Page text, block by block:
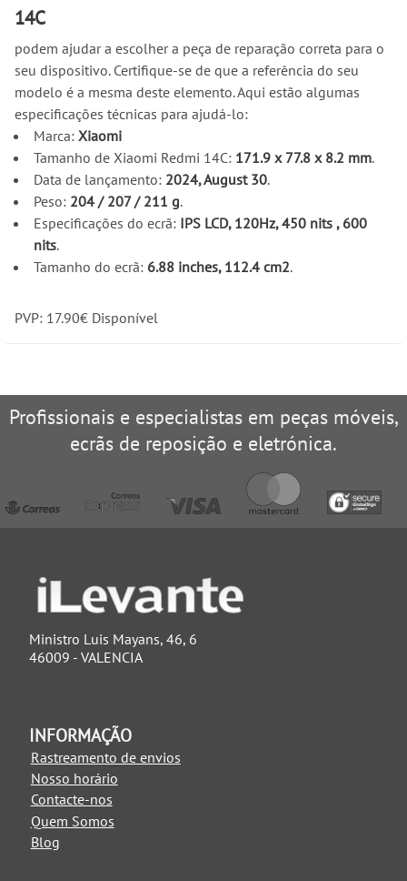
14C
podem ajudar a escolher a peça de reparação correta para o
seu dispositivo. Certifique-se de que a referência do seu
modelo é a mesma deste elemento. Aqui estão algumas
especificações técnicas para ajudá-lo:
Marca: Xiaomi
Tamanho de Xiaomi Redmi 14C: 171.9 x 77.8 x 8.2 mm.
Data de lançamento: 2024, August 30.
Peso: 204 / 207 / 211 g.
Especificações do ecrã: IPS LCD, 120Hz, 450 nits , 600
nits.
Tamanho do ecrã: 6.88 inches, 112.4 cm2.
PVP: 17.90€ Disponível
Profissionais e especialistas em peças móveis,
ecrãs de reposição e eletrónica.
Ministro Luis Mayans, 46, 6
46009 - VALENCIA
INFORMAÇÃO
Rastreamento de envios
Nosso horário
Contacte-nos
Quem Somos
Blog